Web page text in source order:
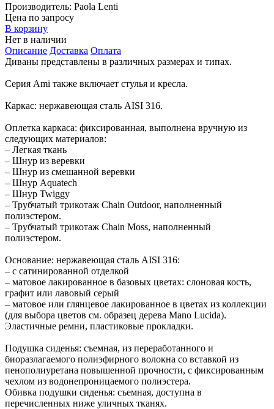
Производитель: Paola Lenti
Цена по запросу
В корзину
Нет в наличии
Описание Доставка Оплата
Диваны представлены в различных размерах и типах.
Серия Ami также включает стулья и кресла.
Каркас: нержавеющая сталь AISI 316.
Оплетка каркаса: фиксированная, выполнена вручную из
следующих материалов:
– Легкая ткань
– Шнур из веревки
– Шнур из смешанной веревки
– Шнур Aquatech
– Шнур Twiggy
– Трубчатый трикотаж Chain Outdoor, наполненный
полиэстером.
– Трубчатый трикотаж Chain Moss, наполненный
полиэстером.
Основание: нержавеющая сталь AISI 316:
– с сатинированной отделкой
– матовое лакированное в базовых цветах: слоновая кость,
графит или лавовый серый
– матовое или глянцевое лакированное в цветах из коллекции
(для выбора цветов см. образец дерева Mano Lucida).
Эластичные ремни, пластиковые прокладки.
Подушка сиденья: съемная, из переработанного и
биоразлагаемого полиэфирного волокна со вставкой из
пенополиуретана повышенной прочности, с фиксированным
чехлом из водонепроницаемого полиэстера.
Обивка подушки сиденья: съемная, доступна в
перечисленных ниже уличных тканях.